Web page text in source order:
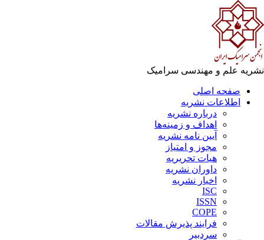
علم و مهندسی سرامیک
صفحه اصلی
اطلاعات نشریه
درباره نشریه
اهداف و زمینه‌ها
آیین نامه نشریه
مجوز و امتیاز
هیات تحریریه
داوران نشریه
اخبار نشریه
ISC
ISSN
COPE
فرایند پذیرش مقالات
سردبیر